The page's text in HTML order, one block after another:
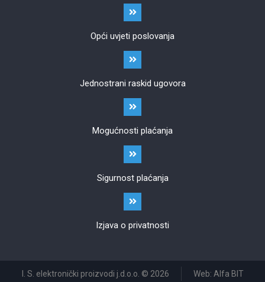
Opći uvjeti poslovanja
Jednostrani raskid ugovora
Mogućnosti plaćanja
Sigurnost plaćanja
Izjava o privatnosti
I. S. elektronički proizvodi j.d.o.o. © 2026 Web: Alfa BIT